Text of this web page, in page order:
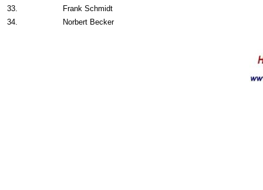
33.
Frank Schmidt
34.
Norbert Becker